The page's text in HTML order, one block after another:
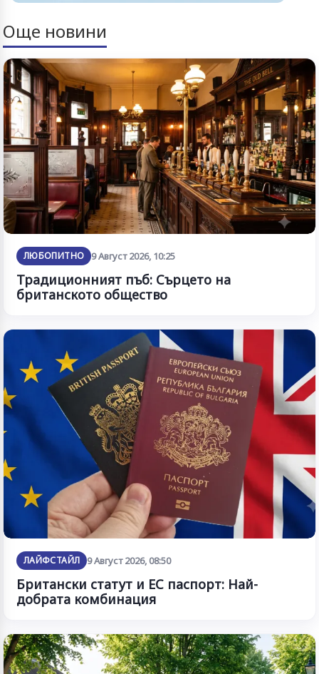
Още новини
ЛЮБОПИТНО 9 Август 2026, 10:25
Традиционният пъб: Сърцето на
британското общество
ЛАЙФСТАЙЛ 9 Август 2026, 08:50
Британски статут и ЕС паспорт: Най-
добрата комбинация